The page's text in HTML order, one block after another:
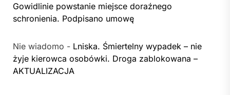
Gowidlinie powstanie miejsce doraźnego
schronienia. Podpisano umowę
Nie wiadomo - Lniska. Śmiertelny wypadek – nie
żyje kierowca osobówki. Droga zablokowana –
AKTUALIZACJA